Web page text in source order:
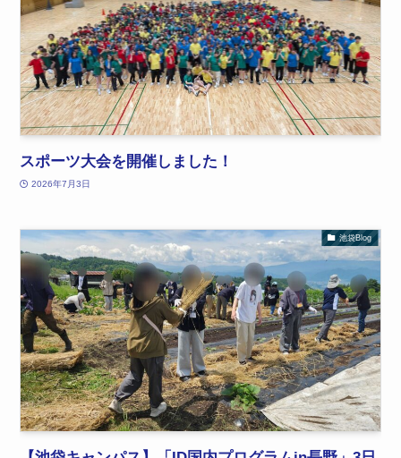
スポーツ大会を開催しました！
2026年7月3日
池袋Blog